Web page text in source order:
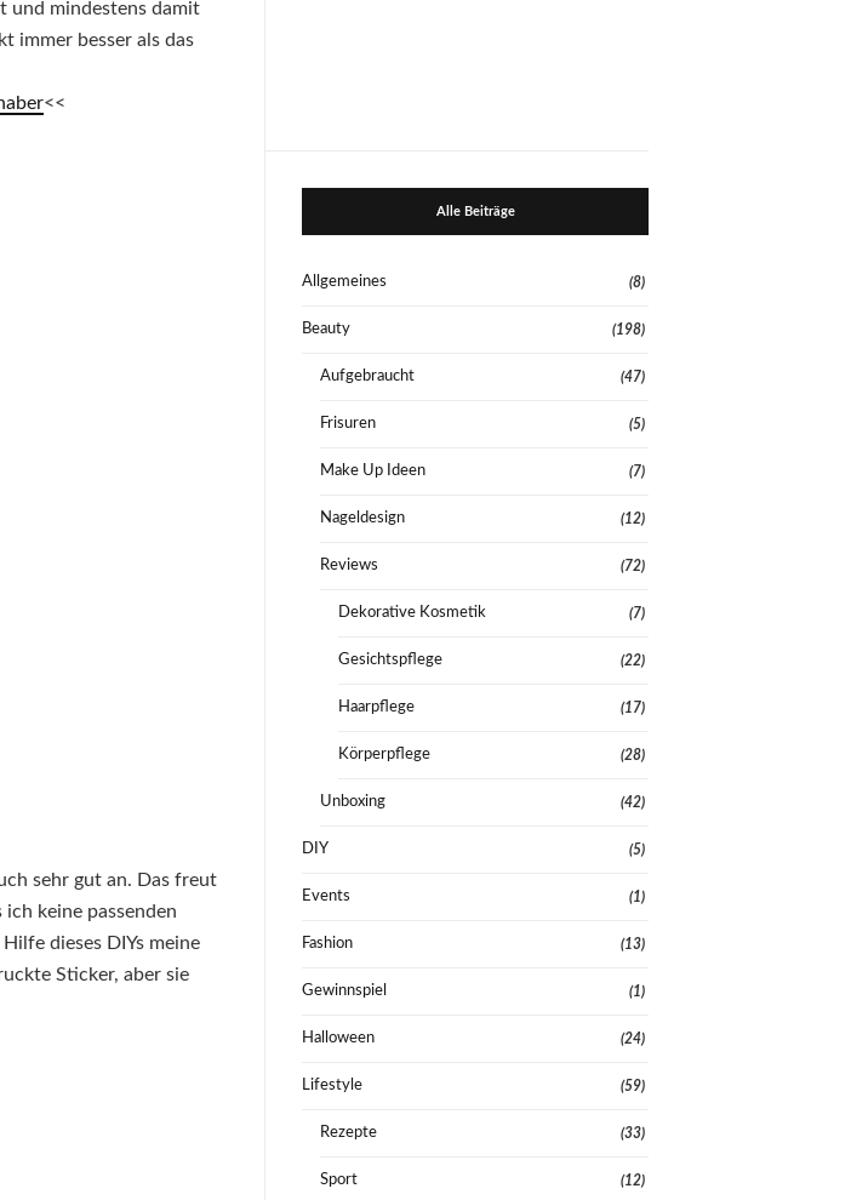
und mindestens damit
immer besser als das
<<
sehr gut an. Das freut
keine passenden
dieses DIYs meine
Sticker, aber sie
Alle Beiträge
Allgemeines (8)
Beauty (198)
Aufgebraucht (47)
Frisuren (5)
Make Up Ideen (7)
Nageldesign (12)
Reviews (72)
Dekorative Kosmetik (7)
Gesichtspflege (22)
Haarpflege (17)
Körperpflege (28)
Unboxing (42)
DIY (5)
Events (1)
Fashion (13)
Gewinnspiel (1)
Halloween (24)
Lifestyle (59)
Rezepte (33)
Sport (12)